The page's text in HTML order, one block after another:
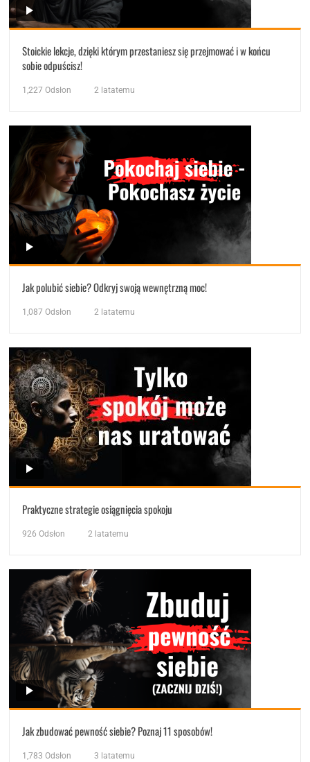
Stoickie lekcje, dzięki którym przestaniesz się przejmować i w końcu
sobie odpuścisz!
1,227 Odsłon 2 latatemu
Jak polubić siebie? Odkryj swoją wewnętrzną moc!
1,087 Odsłon 2 latatemu
Praktyczne strategie osiągnięcia spokoju
926 Odsłon 2 latatemu
Jak zbudować pewność siebie? Poznaj 11 sposobów!
1,783 Odsłon 3 latatemu